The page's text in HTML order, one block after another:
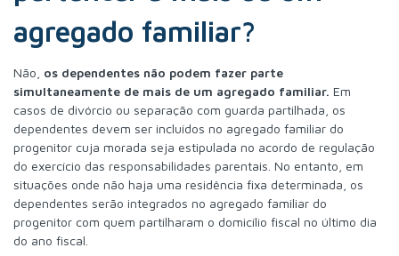
agregado familiar?
Não, os dependentes não podem fazer parte
simultaneamente de mais de um agregado familiar. Em
casos de divórcio ou separação com guarda partilhada, os
dependentes devem ser incluídos no agregado familiar do
progenitor cuja morada seja estipulada no acordo de regulação
do exercício das responsabilidades parentais. No entanto, em
situações onde não haja uma residência fixa determinada, os
dependentes serão integrados no agregado familiar do
progenitor com quem partilharam o domicílio fiscal no último dia
do ano fiscal.